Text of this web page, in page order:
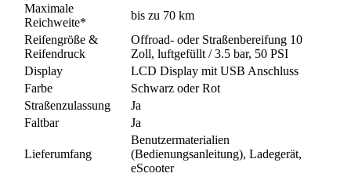
Maximale
Reichweite*
bis zu 70 km
Reifengröße &
Reifendruck
Offroad- oder Straßenbereifung 10
Zoll, luftgefüllt / 3.5 bar, 50 PSI
Display
LCD Display mit USB Anschluss
Farbe
Schwarz oder Rot
Straßenzulassung
Ja
Faltbar
Ja
Lieferumfang
Benutzermaterialien
(Bedienungsanleitung), Ladegerät,
eScooter